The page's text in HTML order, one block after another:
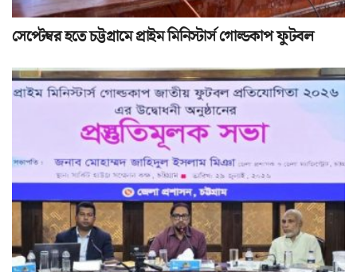
সেপ্টেম্বর হতে চট্টগ্রামে প্রাইম মিনিস্টার্স গোল্ডকাপ ফুটবল